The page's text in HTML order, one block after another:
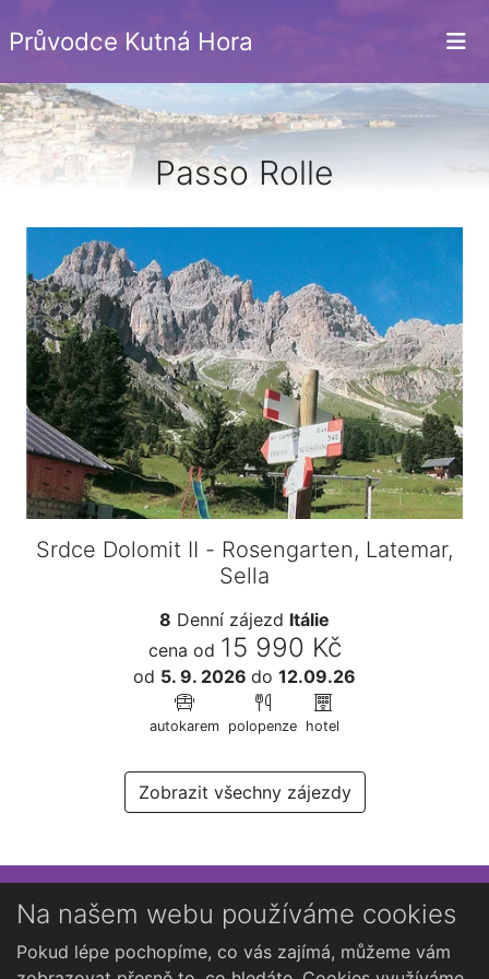
Průvodce Kutná Hora
Passo Rolle
Srdce Dolomit II - Rosengarten, Latemar,
Sella
8 Denní zájezd Itálie
cena od 15 990 Kč
od 5. 9. 2026 do 12.09.26
autokarem polopenze hotel
Zobrazit všechny zájezdy
Přihlaste se k newsletteru
Chcete dostávat občasné novinky o Kutné Hoře?
Na našem webu používáme cookies
Pokud lépe pochopíme, co vás zajímá, můžeme vám